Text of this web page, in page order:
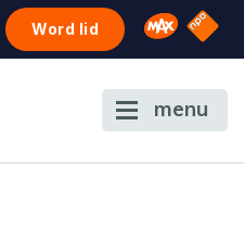
Word lid Omroep
NPO
menu